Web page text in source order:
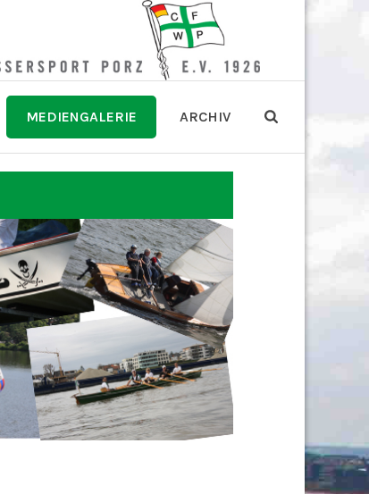
MEDIENGALERIE ARCHIV